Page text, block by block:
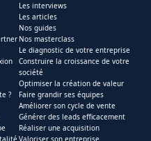
?
Les interviews
Les articles
Nos guides
Nos masterclass
Le diagnostic de votre entreprise
Construire la croissance de votre
société
Optimiser la création de valeur
Faire grandir ses équipes
Améliorer son cycle de vente
Générer des leads efficacement
Réaliser une acquisition